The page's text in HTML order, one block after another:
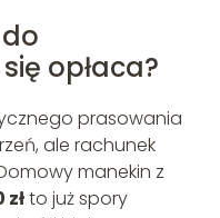
opłaca?
prasowania
ale rachunek
manekin z
złto już spory